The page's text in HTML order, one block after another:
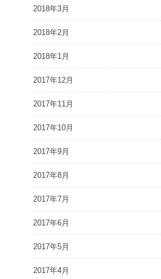
2018年3月
2018年2月
2018年1月
2017年12月
2017年11月
2017年10月
2017年9月
2017年8月
2017年7月
2017年6月
2017年5月
2017年4月